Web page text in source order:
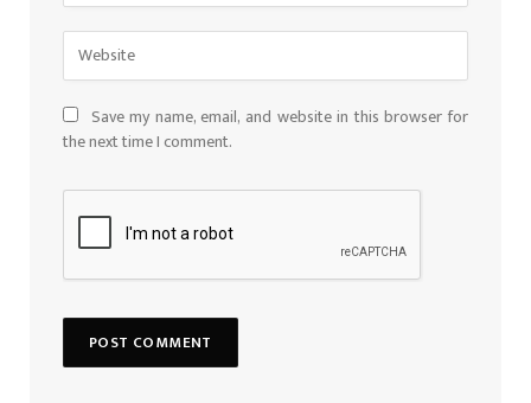
Save my name, email, and website in this browser for
the next time I comment.